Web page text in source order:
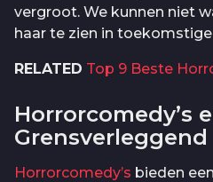
vergroot. We kunnen niet
haar te zien in
RELATED Top 9 Beste
Horrorcomedy’s
Horrorcomedy’s bieden